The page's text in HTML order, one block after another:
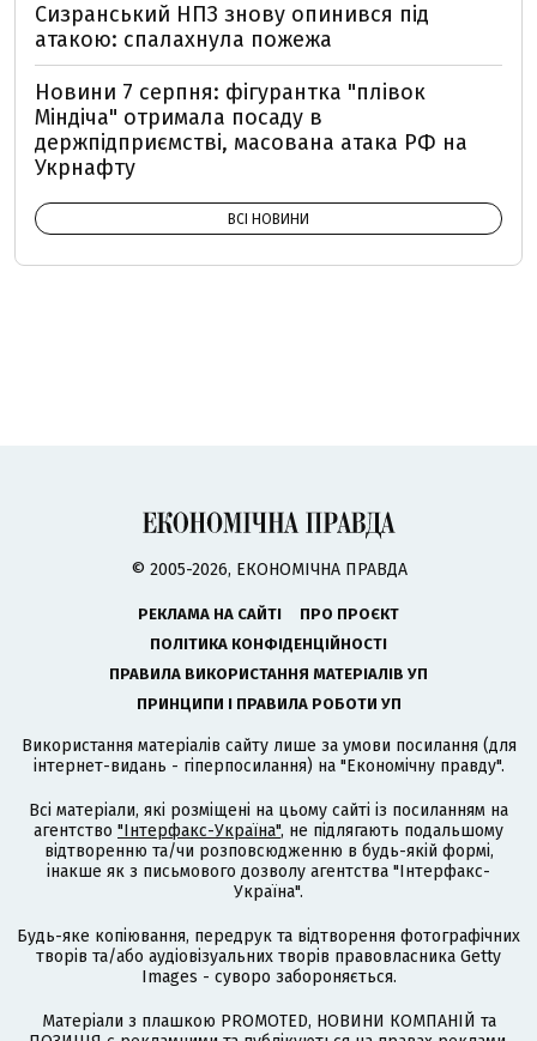
Сизранський НПЗ знову опинився під
атакою: спалахнула пожежа
Новини 7 серпня: фігурантка "плівок
Міндіча" отримала посаду в
держпідприємстві, масована атака РФ на
Укрнафту
ВСІ НОВИНИ
© 2005-2026, ЕКОНОМІЧНА ПРАВДА
РЕКЛАМА НА САЙТІ
ПРО ПРОЄКТ
ПОЛІТИКА КОНФІДЕНЦІЙНОСТІ
ПРАВИЛА ВИКОРИСТАННЯ МАТЕРІАЛІВ УП
ПРИНЦИПИ І ПРАВИЛА РОБОТИ УП
Використання матеріалів сайту лише за умови посилання (для
інтернет-видань - гіперпосилання) на "Економічну правду".
Всі матеріали, які розміщені на цьому сайті із посиланням на
агентство "Інтерфакс-Україна", не підлягають подальшому
відтворенню та/чи розповсюдженню в будь-якій формі,
інакше як з письмового дозволу агентства "Інтерфакс-
Україна".
Будь-яке копіювання, передрук та відтворення фотографічних
творів та/або аудіовізуальних творів правовласника Getty
Images - суворо забороняється.
Матеріали з плашкою PROMOTED, НОВИНИ КОМПАНІЙ та